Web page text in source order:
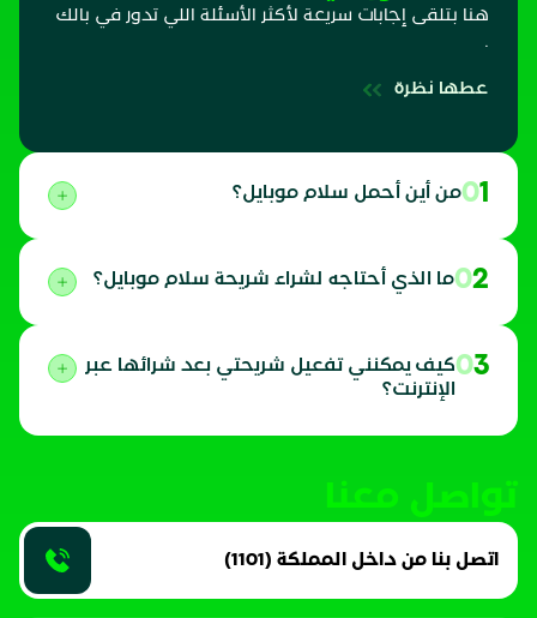
هنا بتلقى إجابات سريعة لأكثر الأسئلة اللي تدور في بالك
.
عطها نظرة
01 من أين أحمل سلام موبايل؟
02 ما الذي أحتاجه لشراء شريحة سلام موبايل؟
03
كيف يمكنني تفعيل شريحتي بعد شرائها عبر
الإنترنت؟
تواصل معنا
اتصل بنا من داخل المملكة (1101)